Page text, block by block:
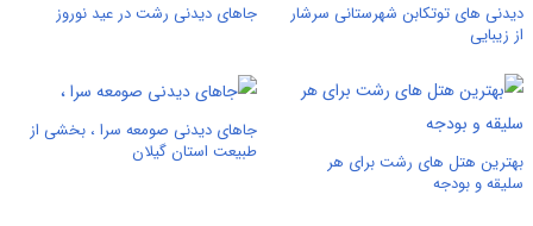
دیدنی های توتکابن شهرستانی سرشار
از زیبایی
جاهای دیدنی رشت در عید نوروز
بهترین هتل های رشت برای هر
سلیقه و بودجه
جاهای دیدنی صومعه سرا ، بخشی از
طبیعت استان گیلان